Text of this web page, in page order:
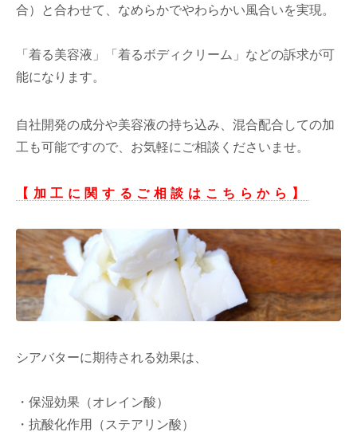
合）と合わせて、なめらかでやわらかい風合いを実現。
「着る美容液」「着るボディクリーム」などの訴求が可
能になります。
自社開発の成分や美容液の持ち込み、混合配合しての加
工も可能ですので、お気軽にご相談くださいませ。
【加工に関するご相談はこちらから】
シアバターに期待される効果は、
・保湿効果（オレイン酸）
・抗酸化作用（ステアリン酸）